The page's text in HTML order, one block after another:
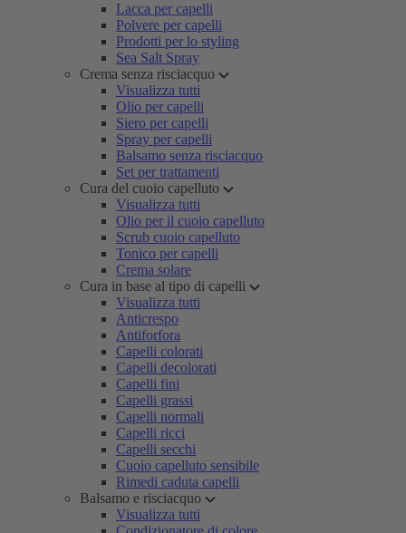
Lacca per capelli
Polvere per capelli
Prodotti per lo styling
Sea Salt Spray
Crema senza risciacquo
Visualizza tutti
Olio per capelli
Siero per capelli
Spray per capelli
Balsamo senza risciacquo
Set per trattamenti
Cura del cuoio capelluto
Visualizza tutti
Olio per il cuoio capelluto
Scrub cuoio capelluto
Tonico per capelli
Crema solare
Cura in base al tipo di capelli
Visualizza tutti
Anticrespo
Antiforfora
Capelli colorati
Capelli decolorati
Capelli fini
Capelli grassi
Capelli normali
Capelli ricci
Capelli secchi
Cuoio capelluto sensibile
Rimedi caduta capelli
Balsamo e risciacquo
Visualizza tutti